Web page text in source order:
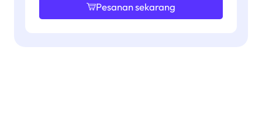
Pesanan sekarang